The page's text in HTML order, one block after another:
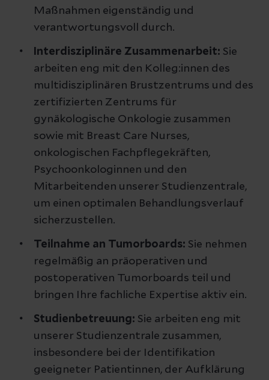
Maßnahmen eigenständig und
verantwortungsvoll durch.
Interdisziplinäre Zusammenarbeit: Sie
arbeiten eng mit den Kolleg:innen des
multidisziplinären Brustzentrums und des
zertifizierten Zentrums für
gynäkologische Onkologie zusammen
sowie mit Breast Care Nurses,
onkologischen Fachpflegekräften,
Psychoonkologinnen und den
Mitarbeitenden unserer Studienzentrale,
um einen optimalen Behandlungsverlauf
sicherzustellen.
Teilnahme an Tumorboards: Sie nehmen
regelmäßig an präoperativen und
postoperativen Tumorboards teil und
bringen Ihre fachliche Expertise aktiv ein.
Studienbetreuung: Sie arbeiten eng mit
unserer Studienzentrale zusammen,
insbesondere bei der Identifikation
geeigneter Patientinnen, der Aufklärung